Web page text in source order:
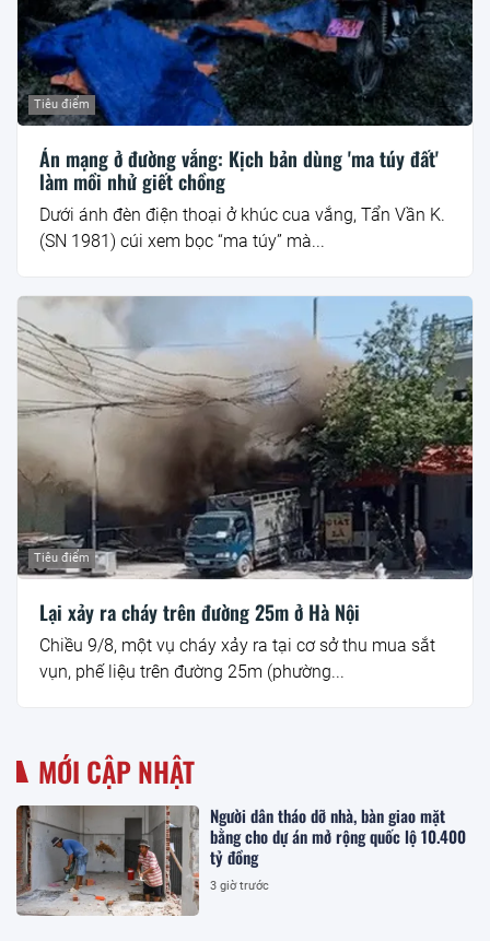
Tiêu điểm
Án mạng ở đường vắng: Kịch bản dùng 'ma túy đất'
làm mồi nhử giết chồng
Dưới ánh đèn điện thoại ở khúc cua vắng, Tẩn Vần K.
(SN 1981) cúi xem bọc “ma túy” mà...
Tiêu điểm
Lại xảy ra cháy trên đường 25m ở Hà Nội
Chiều 9/8, một vụ cháy xảy ra tại cơ sở thu mua sắt
vụn, phế liệu trên đường 25m (phường...
MỚI CẬP NHẬT
Người dân tháo dỡ nhà, bàn giao mặt
bằng cho dự án mở rộng quốc lộ 10.400
tỷ đồng
3 giờ trước